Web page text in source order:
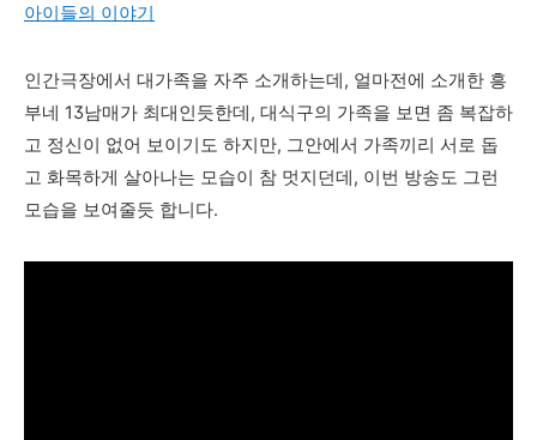
아이들의 이야기
인간극장에서 대가족을 자주 소개하는데, 얼마전에 소개한 흥
부네 13남매가 최대인듯한데, 대식구의 가족을 보면 좀 복잡하
고 정신이 없어 보이기도 하지만, 그안에서 가족끼리 서로 돕
고 화목하게 살아나는 모습이 참 멋지던데, 이번 방송도 그런
모습을 보여줄듯 합니다.